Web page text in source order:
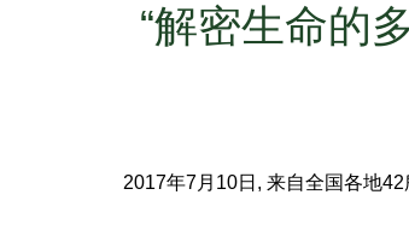
“解密生命的
2017年7月10日, 来自全国各地